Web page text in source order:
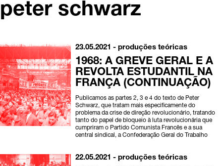
peter schwarz
23.05.2021 -produções teóricas
1968: A GREVE GERAL E A
REVOLTA ESTUDANTIL NA
FRANÇA (CONTINUAÇÃO)
Publicamos as partes 2, 3 e 4 do texto de Peter
Schwarz, que tratam mais especificamente do
problema da crise de direção revolucionário, tratando
tanto do papel de bloqueio à luta revolucionária que
cumpriram o Partido Comunista Francês e a sua
central sindical, a Confederação Geral do Trabalho
22.05.2021 -produções teóricas